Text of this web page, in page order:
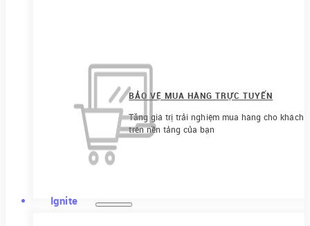
BẢO VỆ MUA HÀNG TRỰC TUYẾN
Tăng giá trị trải nghiệm mua hàng cho
trên nền tảng của bạn
Ignite